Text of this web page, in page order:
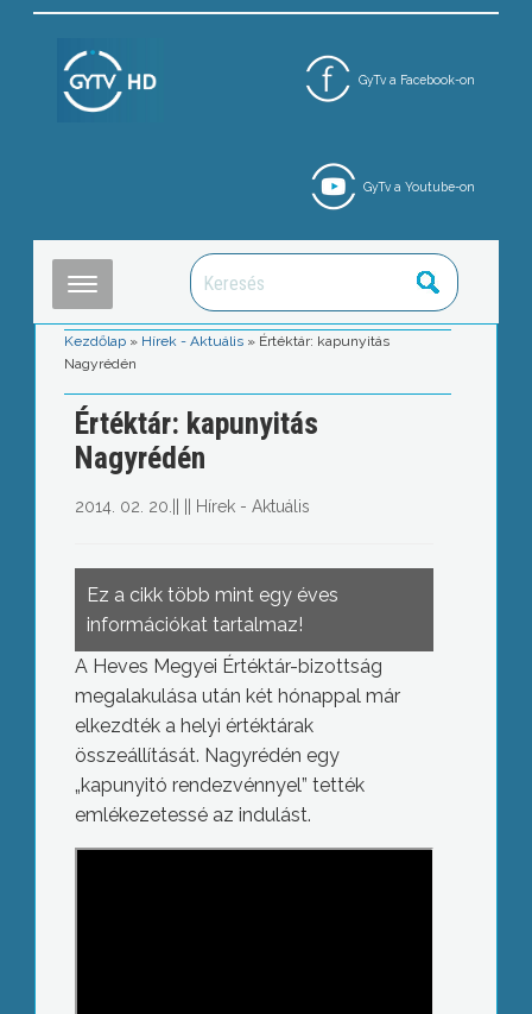
GyTv a Facebook-on
GyTv a Youtube-on
Kezdőlap » Hírek - Aktuális » Értéktár: kapunyitás
Nagyrédén
Értéktár: kapunyitás
Nagyrédén
2014. 02. 20. Hírek - Aktuális
Ez a cikk több mint egy éves
információkat tartalmaz!
A Heves Megyei Értéktár-bizottság
megalakulása után két hónappal már
elkezdték a helyi értéktárak
összeállítását. Nagyrédén egy
„kapunyitó rendezvénnyel” tették
emlékezetessé az indulást.